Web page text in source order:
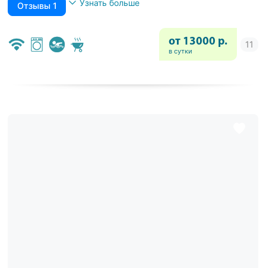
Отзывы 1 Узнать больше
от 13000 р.
в сутки